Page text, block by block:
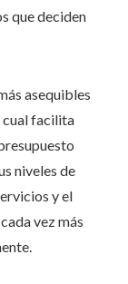
que deciden
asequibles
cual facilita
niveles de
y el
vez más